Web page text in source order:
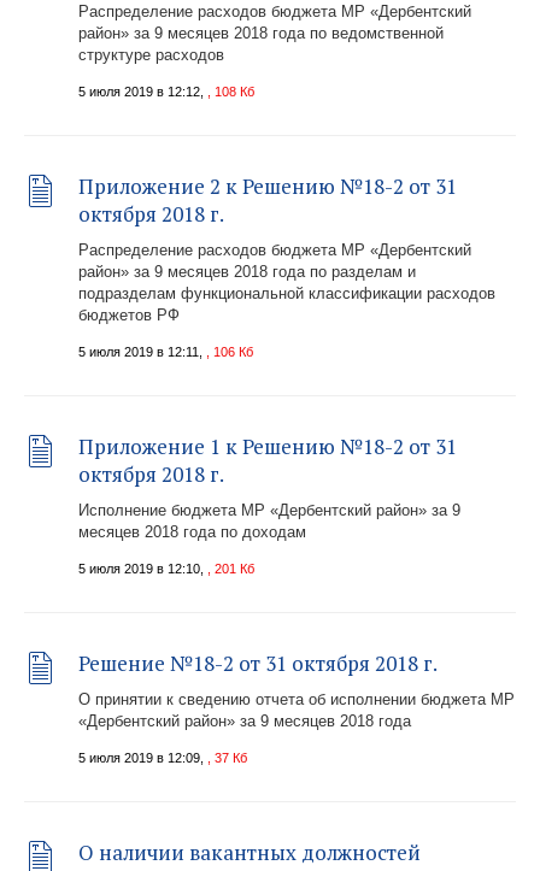
Распределение расходов бюджета МР «Дербентский
район» за 9 месяцев 2018 года по ведомственной
структуре расходов
5 июля 2019 в 12:12, , 108 Кб
Приложение 2 к Решению №18-2 от 31
октября 2018 г.
Распределение расходов бюджета МР «Дербентский
район» за 9 месяцев 2018 года по разделам и
подразделам функциональной классификации расходов
бюджетов РФ
5 июля 2019 в 12:11, , 106 Кб
Приложение 1 к Решению №18-2 от 31
октября 2018 г.
Исполнение бюджета МР «Дербентский район» за 9
месяцев 2018 года по доходам
5 июля 2019 в 12:10, , 201 Кб
Решение №18-2 от 31 октября 2018 г.
О принятии к сведению отчета об исполнении бюджета МР
«Дербентский район» за 9 месяцев 2018 года
5 июля 2019 в 12:09, , 37 Кб
О наличии вакантных должностей